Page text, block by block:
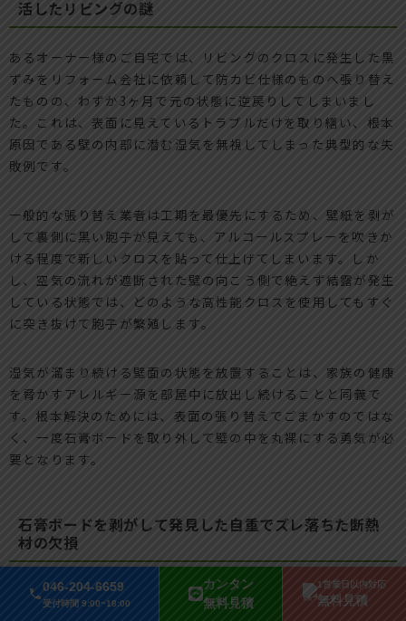
046-204-6659
受付時間 9:00~18:00
カンタン
無料見積
1営業日以内対応
無料見積
活したリビングの謎
あるオーナー様のご自宅では、リビングのクロスに発生した黒
ずみをリフォーム会社に依頼して防カビ仕様のものへ張り替え
たものの、わずか3ヶ月で元の状態に逆戻りしてしまいまし
た。これは、表面に見えているトラブルだけを取り繕い、根本
原因である壁の内部に潜む湿気を無視してしまった典型的な失
敗例です。
一般的な張り替え業者は工期を最優先にするため、壁紙を剥が
して裏側に黒い胞子が見えても、アルコールスプレーを吹きか
ける程度で新しいクロスを貼って仕上げてしまいます。しか
し、空気の流れが遮断された壁の向こう側で絶えず結露が発生
している状態では、どのような高性能クロスを使用してもすぐ
に突き抜けて胞子が繁殖します。
湿気が溜まり続ける壁面の状態を放置することは、家族の健康
を脅かすアレルギー源を部屋中に放出し続けることと同義で
す。根本解決のためには、表面の張り替えでごまかすのではな
く、一度石膏ボードを取り外して壁の中を丸裸にする勇気が必
要となります。
石膏ボードを剥がして発見した自重でズレ落ちた断熱
材の欠損
実際にカビだらけになったリビングと寝室の石膏ボードを切り
開いたところ、衝撃的な光景が広がっていました。壁の内部に